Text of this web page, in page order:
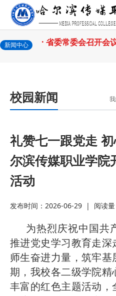
新闻中心
和团队获奖
· 省委常委会召开会
话
· 省教育厅举行树立
导员素质能
· 深学经济思想 发展
院党委
· 黑龙江省高校在第
师教学创新
· 教育部2026年“宏
—— 哈
· 锚定目标谋新篇 巾
—— 哈
· 强化政治担当 锤炼
滨传媒
校园新闻
礼赞七一跟党走
尔滨传媒职业学院
活动
发布时间：2026-06-29 | 阅读
为热烈庆祝中国共
推进党史学习教育走深
师生奋进力量，筑牢
期，我校各二级学院精
丰富的红色主题活动